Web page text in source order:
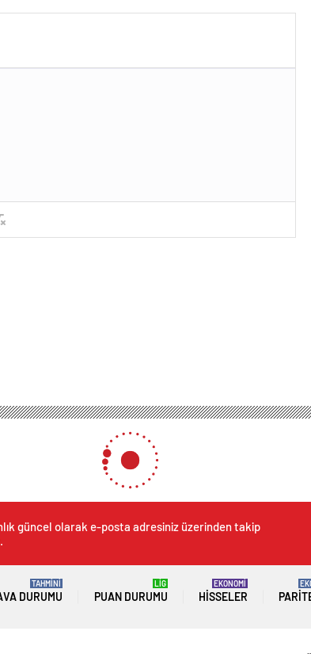
güncel olarak e-posta adresiniz üzerinden takip
DURUMU
TAHMİNİ
PUAN DURUMU
LİG
HISSELER
EKONOMİ